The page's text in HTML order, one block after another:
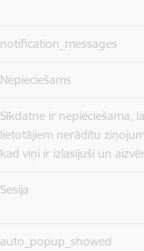
notification_messages
Nepieciešams
Sīkdatne ir nepieciešama,
lietotājiem nerādītu
kad viņi ir izlasījuši un
Sesija
auto_popup_showed